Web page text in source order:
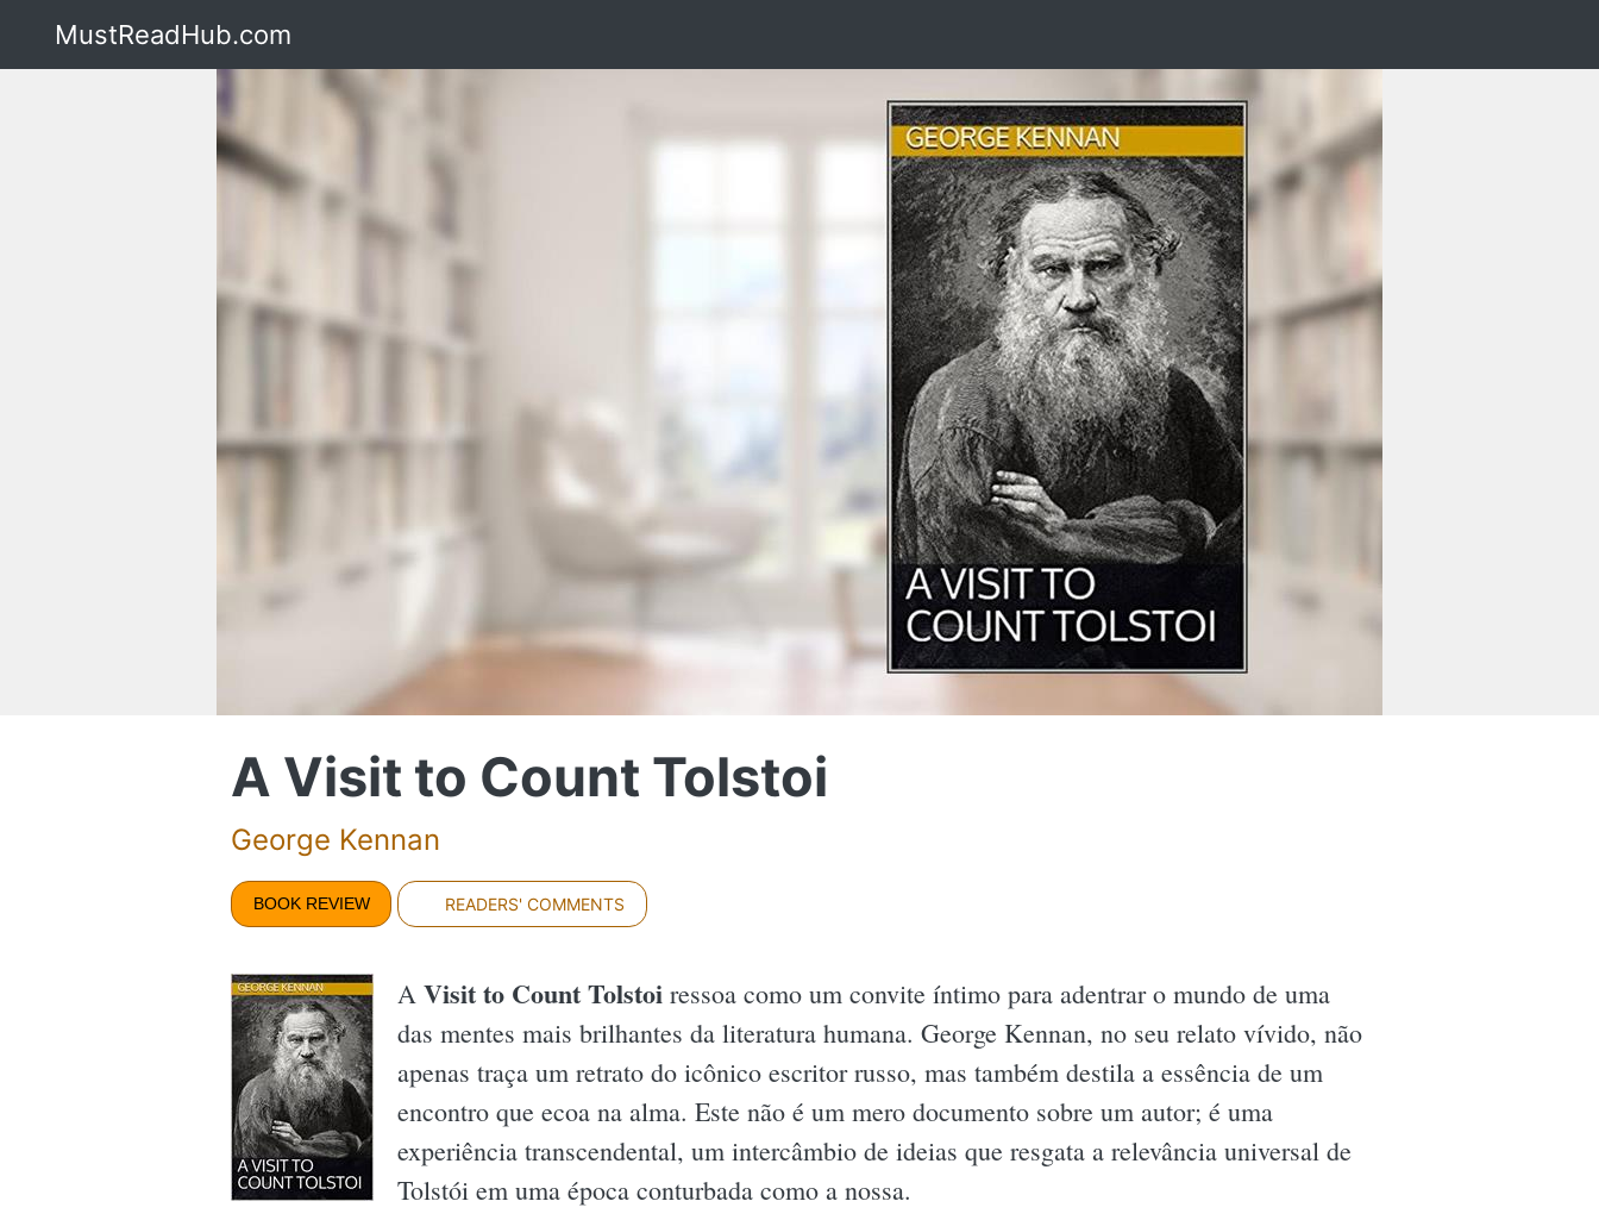
MustReadHub.com
A Visit to Count Tolstoi
George Kennan
BOOK REVIEW READERS' COMMENTS
A Visit to Count Tolstoi ressoa como um convite íntimo para adentrar o mundo de uma
das mentes mais brilhantes da literatura humana. George Kennan, no seu relato vívido, não
apenas traça um retrato do icônico escritor russo, mas também destila a essência de um
encontro que ecoa na alma. Este não é um mero documento sobre um autor; é uma
experiência transcendental, um intercâmbio de ideias que resgata a relevância universal de
Tolstói em uma época conturbada como a nossa.